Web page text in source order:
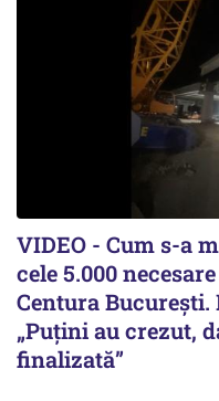
VIDEO - Cum s-a
cele 5.000
Centura
„Puțini au crezut,
finalizată”